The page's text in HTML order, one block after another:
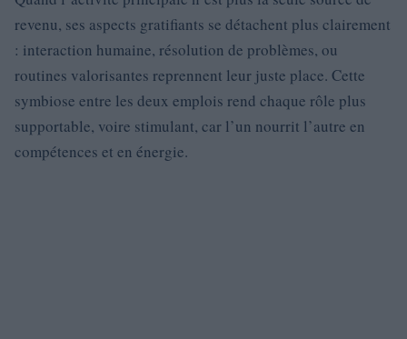
revenu, ses aspects gratifiants se détachent plus clairement
: interaction humaine, résolution de problèmes, ou
routines valorisantes reprennent leur juste place. Cette
symbiose entre les deux emplois rend chaque rôle plus
supportable, voire stimulant, car l’un nourrit l’autre en
compétences et en énergie.